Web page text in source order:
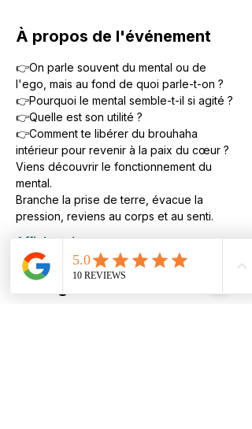
À propos de l'événement
👉On parle souvent du mental ou de
l'ego, mais au fond de quoi parle-t-on ?
👉Pourquoi le mental semble-t-il si agité ?
👉Quelle est son utilité ?
👉Comment te libérer du brouhaha
intérieur pour revenir à la paix du cœur ?
Viens découvrir le fonctionnement du
mental.
Branche la prise de terre, évacue la
pression, reviens au corps et au senti.
Afficher plus